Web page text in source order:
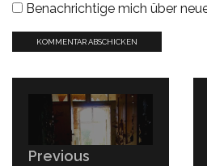
Benachrichtige mich über
Beitragsnavigation
Previous